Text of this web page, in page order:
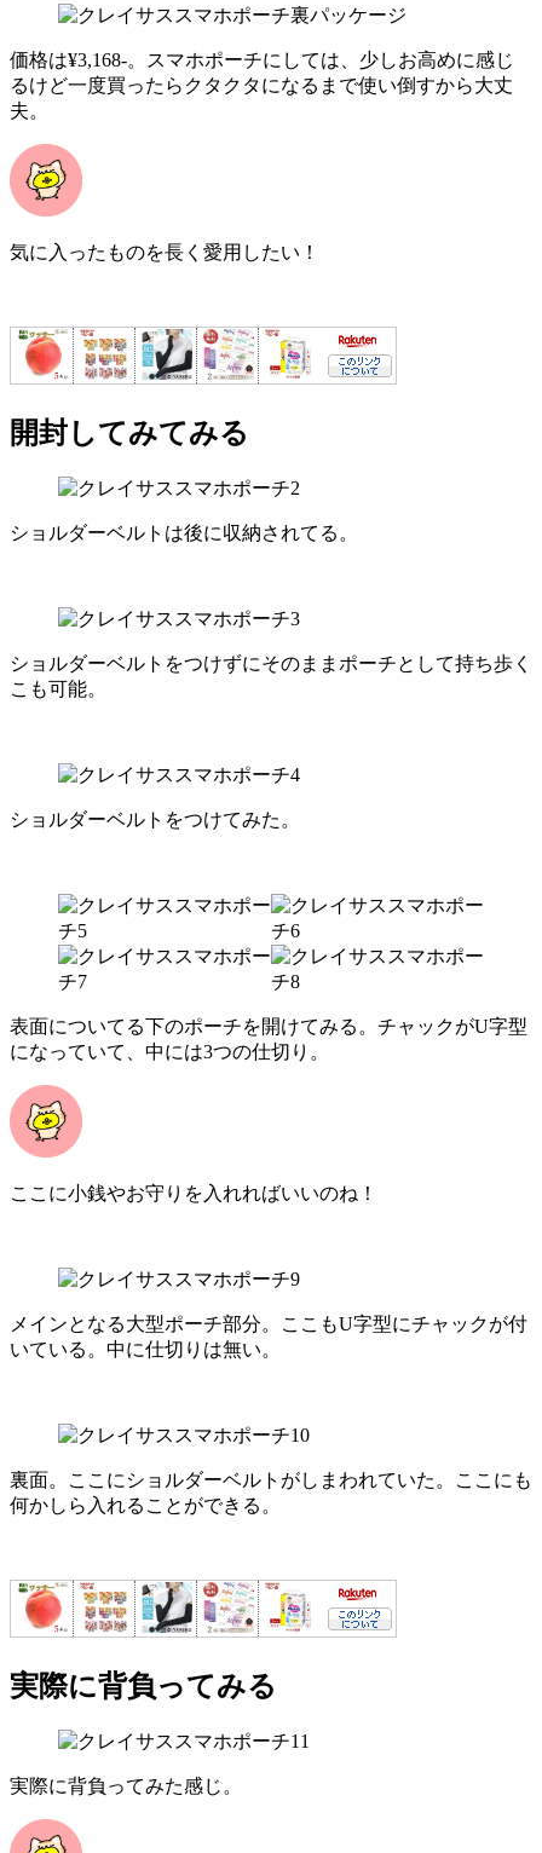
価格は¥3,168-。スマホポーチにしては、少しお高めに感じ
るけど一度買ったらクタクタになるまで使い倒すから大丈
夫。
気に入ったものを長く愛用したい！
開封してみてみる
ショルダーベルトは後に収納されてる。
ショルダーベルトをつけずにそのままポーチとして持ち歩く
こも可能。
ショルダーベルトをつけてみた。
表面についてる下のポーチを開けてみる。チャックがU字型
になっていて、中には3つの仕切り。
ここに小銭やお守りを入れればいいのね！
メインとなる大型ポーチ部分。ここもU字型にチャックが付
いている。中に仕切りは無い。
裏面。ここにショルダーベルトがしまわれていた。ここにも
何かしら入れることができる。
実際に背負ってみる
実際に背負ってみた感じ。